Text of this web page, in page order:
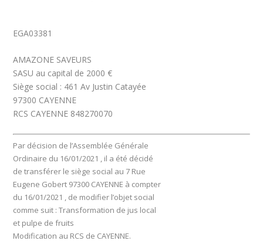
EGA03381
AMAZONE SAVEURS
SASU au capital de 2000 €
Siège social : 461 Av Justin Catayée
97300 CAYENNE
RCS CAYENNE 848270070
Par décision de l’Assemblée Générale
Ordinaire du 16/01/2021 , il a été décidé
de transférer le siège social au 7 Rue
Eugene Gobert 97300 CAYENNE à compter
du 16/01/2021 , de modifier l’objet social
comme suit : Transformation de jus local
et pulpe de fruits
Modification au RCS de CAYENNE.